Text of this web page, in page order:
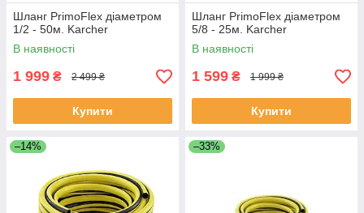
Шланг PrimoFlex діаметром
1/2 - 50м. Karcher
В наявності
1 999 ₴ 2 499 ₴
Купити
Шланг PrimoFlex діаметром
5/8 - 25м. Karcher
В наявності
1 599 ₴ 1 999 ₴
Купити
–14% –33%